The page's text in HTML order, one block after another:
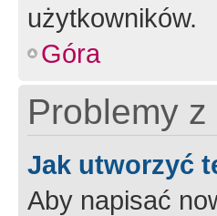
użytkowników.
Góra
Problemy
Jak utworzyć
Aby napisać